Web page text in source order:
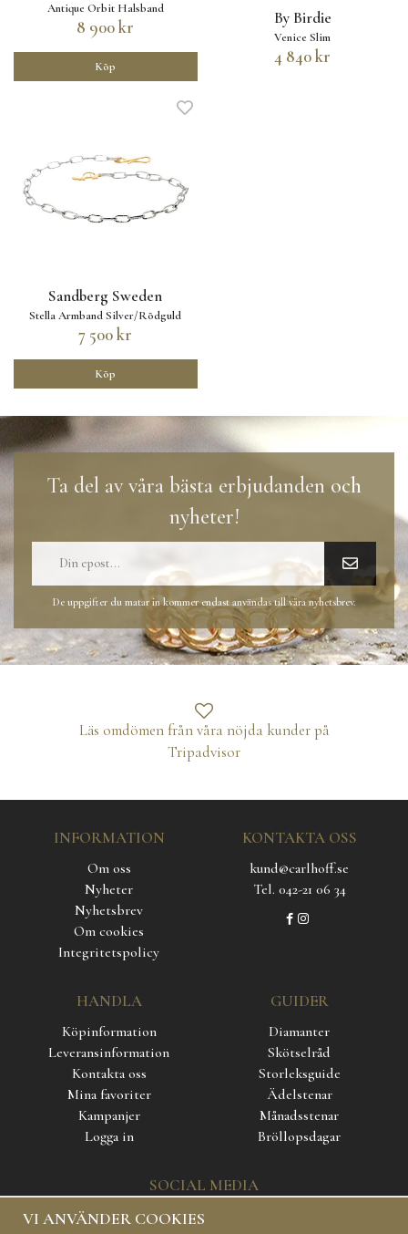
Antique Orbit Halsband
8 900 kr
Köp
By Birdie
Venice Slim
4 840 kr
Sandberg Sweden
Stella Armband Silver/Rödguld
7 500 kr
Köp
Ta del av våra bästa erbjudanden och
nyheter!
De uppgifter du matar in kommer endast användas till våra nyhetsbrev.
Läs omdömen från våra nöjda kunder på
Tripadvisor
INFORMATION
Om oss
Nyheter
Nyhetsbrev
Om cookies
Integritetspolicy
KONTAKTA OSS
kund@carlhoff.se
Tel. 042-21 06 34
HANDLA
Köpinformation
Leveransinformation
Kontakta oss
Mina favoriter
Kampanjer
Logga in
GUIDER
Diamanter
Skötselråd
Storleksguide
Ädelstenar
Månadsstenar
Bröllopsdagar
SOCIAL MEDIA
VI ANVÄNDER COOKIES